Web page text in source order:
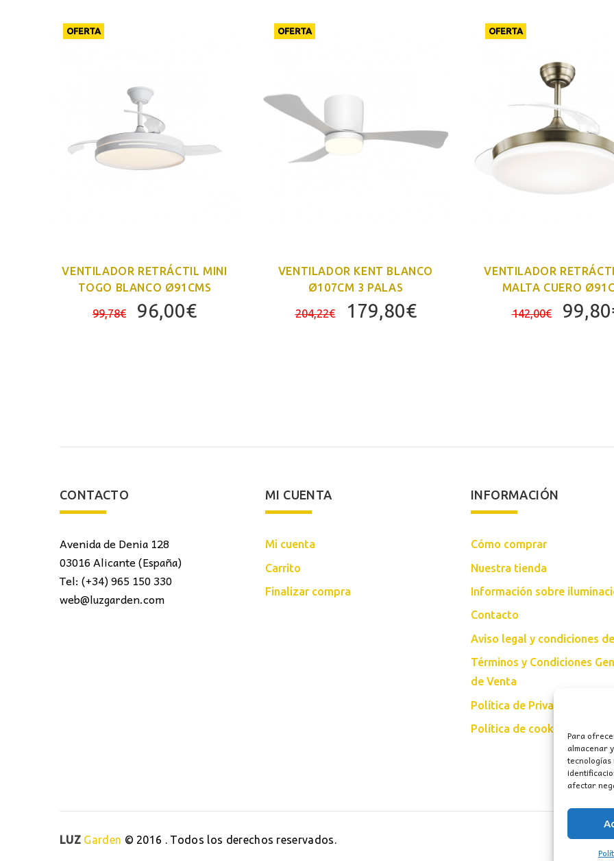
Para
almacenar
afectar
OFERTA
VENTILADOR RETRÁCTIL MINI
TOGO BLANCO Ø91CMS
99,78€
El
96,00€El
OFERTA
VENTILADOR KENT BLANCO
Ø107CM 3 PALAS
204,22€
El
179,80€El
OFERTA
VENTILADOR
MALTA CUERO
142,00€
El
99,80
CONTACTO
Avenida de Denia 128
03016 Alicante (España)
Tel: (+34) 965 150 330
web@luzgarden.com
MI CUENTA
Mi cuenta
Carrito
Finalizar compra
INFORMACIÓN
Cómo comprar
Nuestra tienda
Información sobre
Contacto
Aviso legal y condiciones
Términos y Condiciones
de Venta
Política de Privacidad
Política de cookies (UE)
LUZGarden © 2016 . Todos los derechos reservados.